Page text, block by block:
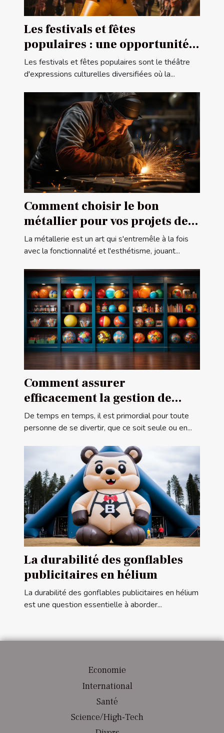
Les festivals et fêtes
populaires : une opportunité
pour la publicité gonflable
Les festivals et fêtes populaires sont le théâtre
d'expressions culturelles diversifiées où la...
Comment choisir le bon
métallier pour vos projets de
construction ou de rénovation
La métallerie est un art qui s'entremêle à la fois
avec la fonctionnalité et l'esthétisme, jouant...
Comment assurer
efficacement la gestion de
votre centre de ludothèque ?
De temps en temps, il est primordial pour toute
personne de se divertir, que ce soit seule ou en...
La durabilité des gonflables
publicitaires en hélium
La durabilité des gonflables publicitaires en hélium
est une question essentielle à aborder...
Economie
International
Santé
Science/High-Tech